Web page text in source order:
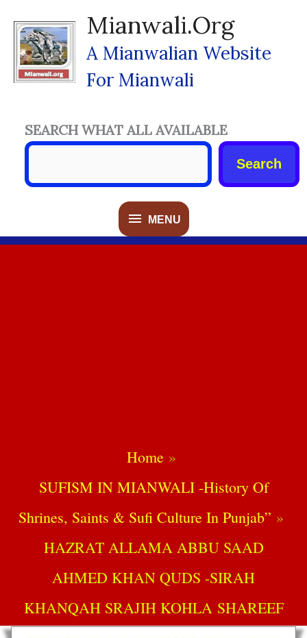
Content
Mianwali.org
A Mianwalian Website
For Mianwali
MENU
MENU
SEARCH WHAT ALL AVAILABLE
Search
Home
SUFISM IN MIANWALI -History Of
Shrines, Saints & Sufi Culture In Punjab”
HAZRAT ALLAMA ABBU SAAD
AHMED KHAN QUDS -SIRAH
KHANQAH SRAJIH KOHLA SHAREEF